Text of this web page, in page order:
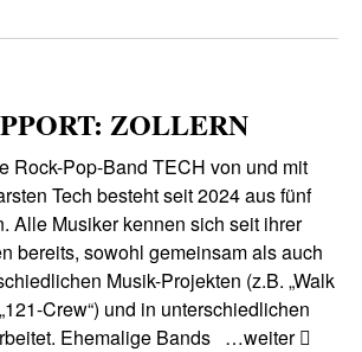
ZOLLERN
Rock-Pop-Band TECH von und mit
Tech besteht seit 2024 aus fünf
Alle Musiker kennen sich seit ihrer
bereits, sowohl gemeinsam als auch
Musik-Projekten (z.B. „Walk
Crew“) und in unterschiedlichen
Ehemalige Bands …weiter